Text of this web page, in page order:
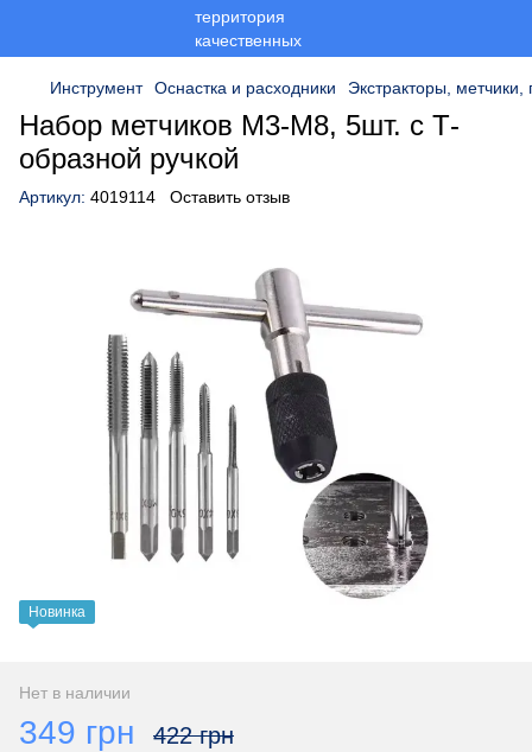
Инструмент Оснастка и расходники Экстракторы, метчики,
Набор метчиков М3-М8, 5шт. с Т-
образной ручкой
Артикул: 4019114 Оставить отзыв
Новинка
Нет в наличии
349 грн 422 грн